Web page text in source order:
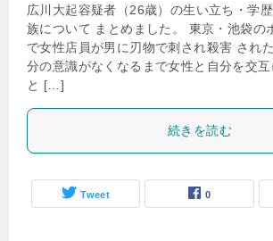
広川大起容疑者（26歳）の生い立ち・学
族について まとめました。 東京・池袋の
で女性店員が男に刃物で刺され殺害 され
分の意識がなくなるまで女性と自分を交互
と […]
続きを読む
Tweet 0